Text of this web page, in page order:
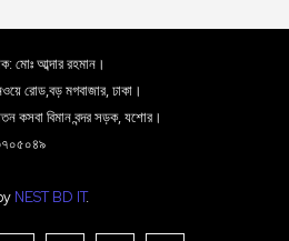
মোঃ আব্দার রহমান।
রোড,বড় মগবাজার, ঢাকা।
কসবা বিমান বন্দর সড়ক, যশোর।
NEST BD IT.